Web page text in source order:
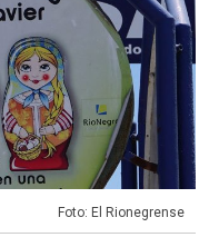
Foto: El Rionegrense